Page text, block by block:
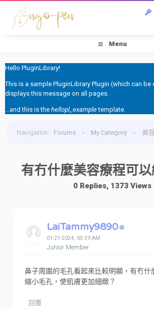
Menu
Hello PluginLibrary!
This is a sample PluginLibrary Plugin (which can
displays this message on all pages.
...and this is the hellopl_exampletemplate.
Navigation: Forums › My Category › 美容
有冇什麼美容療程可
0 Replies, 1373 Views
LaiTammy9890
01-21-2024, 03:39 AM
Junior Member
鼻子周圍的毛孔看起來比較明顯，有冇什
縮小毛孔，使肌膚更加細緻？
回覆